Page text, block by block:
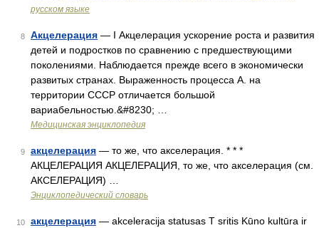
русском языке
8 Акцелерация — I Акцелерация ускорение роста и развития
детей и подростков по сравнению с предшествующими
поколениями. Наблюдается прежде всего в экономически
развитых странах. Выраженность процесса А. на
территории СССР отличается большой
вариабельностью.&#8230; …
Медицинская энциклопедия
9 акцелерация — то же, что акселерация. * * *
АКЦЕЛЕРАЦИЯ АКЦЕЛЕРАЦИЯ, то же, что акселерация (см.
АКСЕЛЕРАЦИЯ) …
Энциклопедический словарь
10 акцелерация — akceleracija statusas T sritis Kūno kultūra ir